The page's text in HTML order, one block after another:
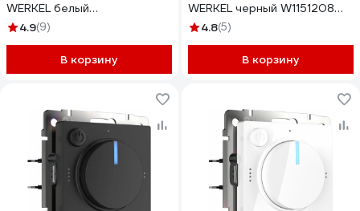
WERKEL белый
W1151201 a056497
4.9(9)
В корзину
WERKEL черный W1151208
a056754
4.8(5)
В корзину